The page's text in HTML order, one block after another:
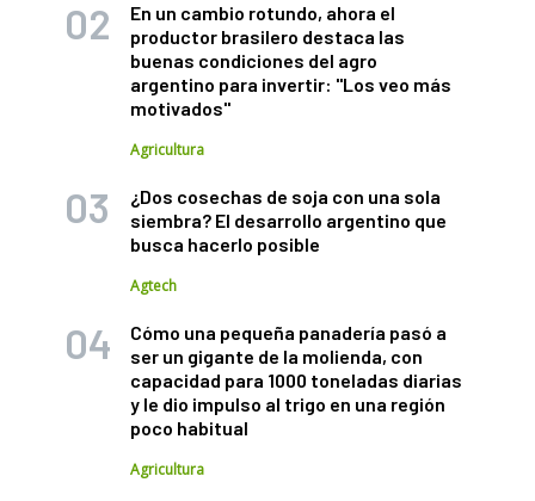
En un cambio rotundo, ahora el
productor brasilero destaca las
buenas condiciones del agro
argentino para invertir: "Los veo más
motivados"
Agricultura
¿Dos cosechas de soja con una sola
siembra? El desarrollo argentino que
busca hacerlo posible
Agtech
Cómo una pequeña panadería pasó a
ser un gigante de la molienda, con
capacidad para 1000 toneladas diarias
y le dio impulso al trigo en una región
poco habitual
Agricultura